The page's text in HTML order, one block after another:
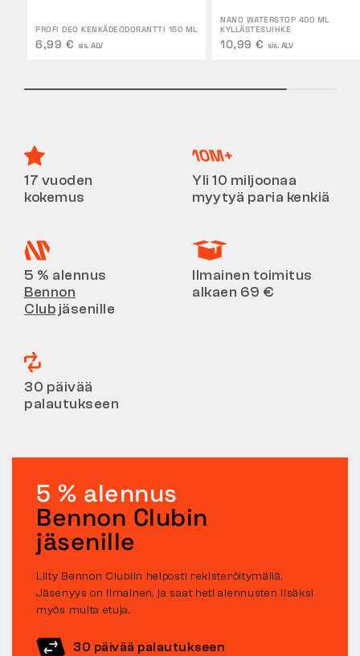
PROFI DEO KENKÄDEODORANTTI 150 ML
6,99 € sis. ALV
NANO WATERSTOP 400 ML
KYLLÄSTESUIHKE
10,99 € sis. ALV
17 vuoden
kokemus
Yli 10 miljoonaa
myytyä paria kenkiä
5 % alennus
Bennon
Club jäsenille
Ilmainen toimitus
alkaen 69 €
30 päivää
palautukseen
5 % alennus
Bennon Clubin
jäsenille
Liity Bennon Clubiin helposti rekisteröitymällä.
Jäsenyys on ilmainen, ja saat heti alennusten lisäksi
myös muita etuja.
30 päivää palautukseen